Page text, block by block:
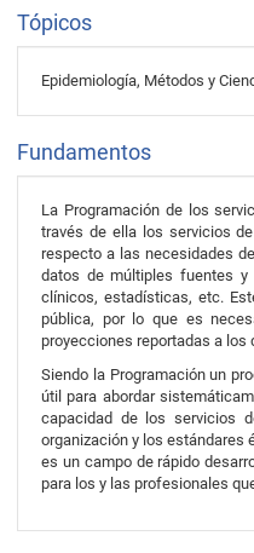
Tópicos
Epidemiología, Métodos y
Fundamentos
La Programación de los
través de ella los servicios
respecto a las necesidades
datos de múltiples fuentes y
clínicos, estadísticas, etc.
pública, por lo que es
proyecciones reportadas a
Siendo la Programación un
útil para abordar
capacidad de los servicios
organización y los estándares
es un campo de rápido
para los y las profesionales